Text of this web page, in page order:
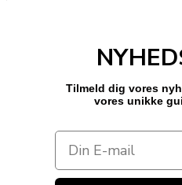
Tilmeld dig vores
vores unikke